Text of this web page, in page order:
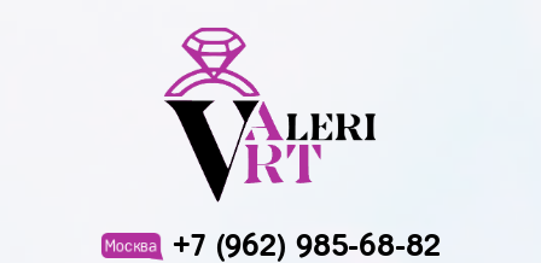
Москва +7 (962) 985-68-82